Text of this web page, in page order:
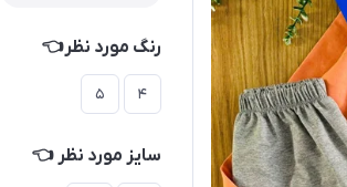
رنگ مورد نظر👈
۴ ۵
سایز مورد نظر 👈